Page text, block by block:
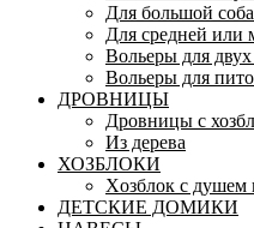
Для большой
Для средней или
Вольеры для
Вольеры для
ДРОВНИЦЫ
Дровницы с
Из дерева
ХОЗБЛОКИ
Xозблок с душем
ДЕТСКИЕ ДОМИКИ